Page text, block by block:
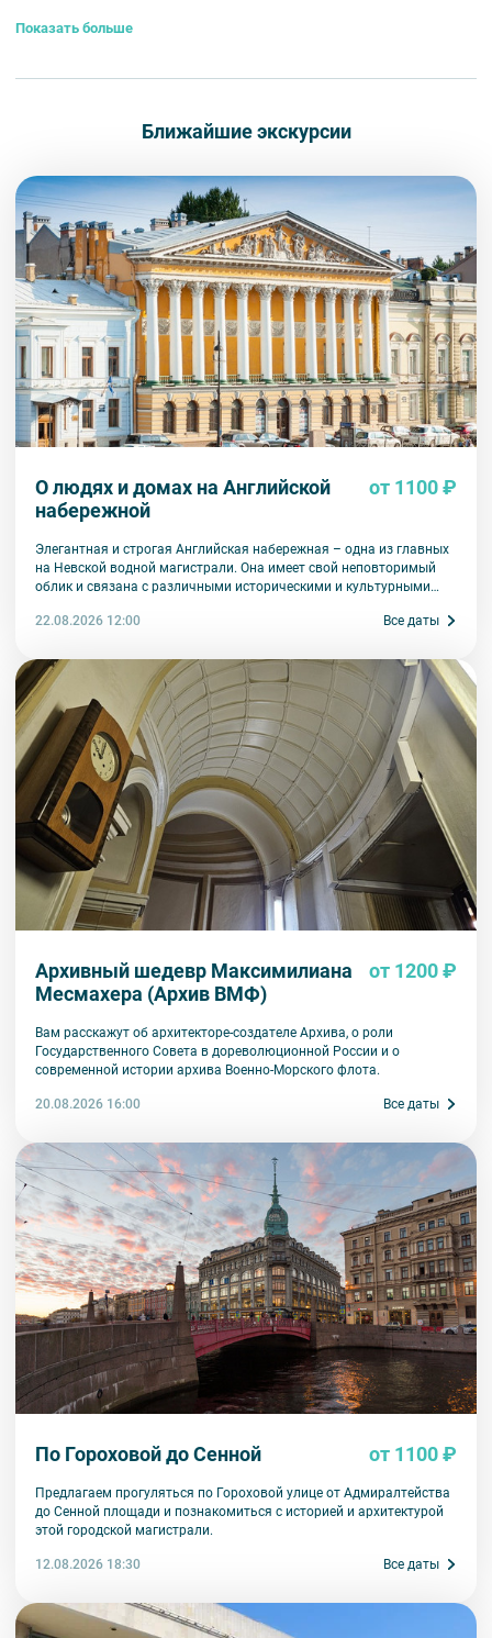
Показать больше
Ближайшие экскурсии
О людях и домах на Английской
набережной
от 1100 ₽
Элегантная и строгая Английская набережная – одна из главных
на Невской водной магистрали. Она имеет свой неповторимый
облик и связана с различными историческими и культурными
XVIII и XIX столетиях, помнят тех, кто активно участвовал в
дипломатию и культуру. О судьбах домов и судьбах, живших в них
людей, вы узнаете на пути до Галерной верфи. Во время экскурсии
вам расскажут о строительстве первого постоянного моста через
Неву, о деятельности Коллегии иностранных дел в начале XIX
века, об Англиканской церкви, об утраченном храме-памятнике
«Спас на водах».
22.08.2026 12:00 Все даты
Архивный шедевр Максимилиана
Месмахера (Архив ВМФ)
от 1200 ₽
Вам расскажут об архитекторе-создателе Архива, о роли
Государственного Совета в дореволюционной России и о
современной истории архива Военно-Морского флота.
20.08.2026 16:00 Все даты
По Гороховой до Сенной от 1100 ₽
Предлагаем прогуляться по Гороховой улице от Адмиралтейства
до Сенной площади и познакомиться с историей и архитектурой
этой городской магистрали.
12.08.2026 18:30 Все даты